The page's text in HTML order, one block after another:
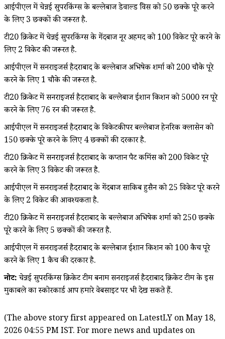
आईपीएल में चेन्नई सुपरकिंग्स के बल्लेबाज डेवाल्ड ब्रेविस को 50 छक्के पूरे करने
के लिए 3 छक्कों की जरूरत है.
टी20 क्रिकेट में चेन्नई सुपरकिंग्स के गेंदबाज नूर अहमद को 100 विकेट पूरे करने के
लिए 2 विकेट की जरूरत है.
आईपीएल में सनराइजर्स हैदराबाद के बल्लेबाज अभिषेक शर्मा को 200 चौके पूरे
करने के लिए 1 चौके की जरूरत है.
टी20 क्रिकेट में सनराइजर्स हैदराबाद के बल्लेबाज ईशान किशन को 5000 रन पूरे
करने के लिए 76 रन की जरूरत है.
आईपीएल में सनराइजर्स हैदराबाद के विकेटकीपर बल्लेबाज हेनरिक क्लासेन को
150 छक्के पूरे करने के लिए 4 छक्कों की दरकार है.
टी20 क्रिकेट में सनराइजर्स हैदराबाद के कप्तान पैट कमिंस को 200 विकेट पूरे
करने के लिए 3 विकेट की जरूरत है.
आईपीएल में सनराइजर्स हैदराबाद के गेंदबाज साकिब हुसैन को 25 विकेट पूरे करने
के लिए 2 विकेट की आवश्यकता है.
टी20 क्रिकेट में सनराइजर्स हैदराबाद के बल्लेबाज अभिषेक शर्मा को 250 छक्के
पूरे करने के लिए 5 छक्कों की जरूरत है.
आईपीएल में सनराइजर्स हैदराबाद के बल्लेबाज ईशान किशन को 100 कैच पूरे
करने के लिए 1 कैच की दरकार है.
नोट:चेन्नई सुपरकिंग्स क्रिकेट टीम बनाम सनराइजर्स हैदराबाद क्रिकेट टीम के इस
मुकाबले का स्कोरकार्ड आप हमारे वेबसाइट पर भी देख सकते हैं.
(The above story first appeared on LatestLY on May 18,
2026 04:55 PM IST. For more news and updates on